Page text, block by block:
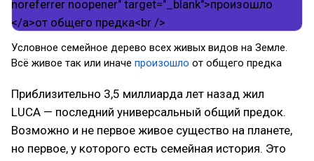
Условное семейное дерево всех живых видов на Земле.
Всё живое так или иначе произошло от общего предка
Приблизительно 3,5 миллиарда лет назад жил
LUCA — последний универсальный общий предок.
Возможно и не первое живое существо на планете,
но первое, у которого есть семейная история. Это